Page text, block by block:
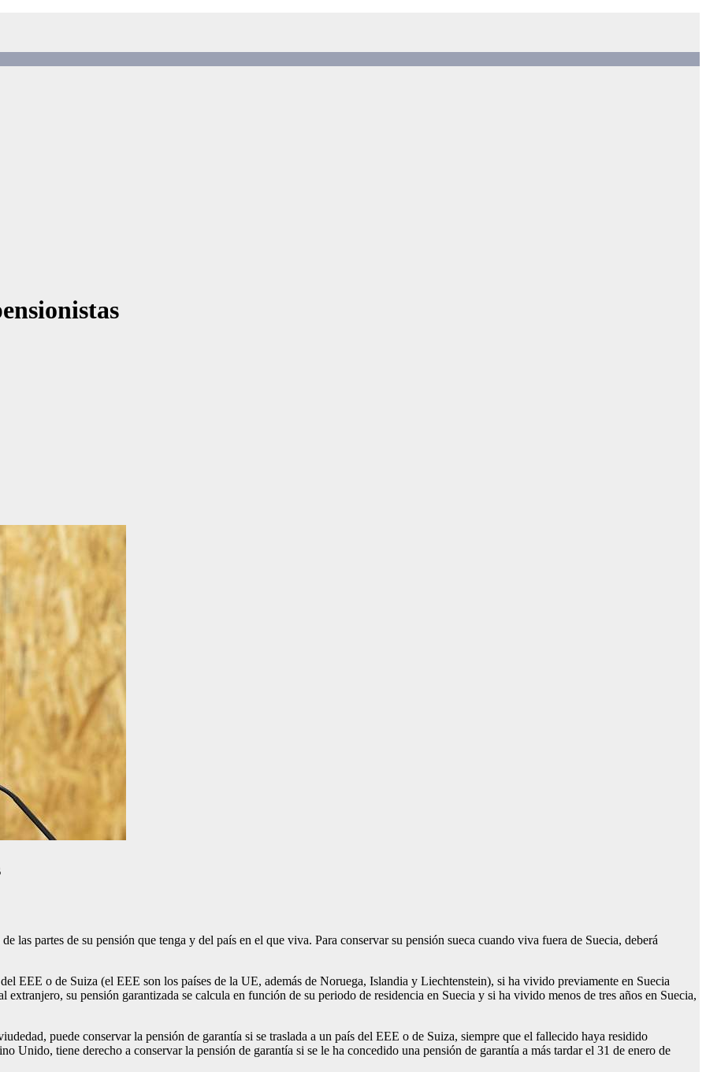
las partes de su pensión que tenga y del país en el que viva. Para conservar su pensión sueca cuando viva fuera de Suecia, deberá
EEE o de Suiza (el EEE son los países de la UE, además de Noruega, Islandia y Liechtenstein), si ha vivido previamente en Suecia
extranjero, su pensión garantizada se calcula en función de su periodo de residencia en Suecia y si ha vivido menos de tres años en Suecia,
puede conservar la pensión de garantía si se traslada a un país del EEE o de Suiza, siempre que el fallecido haya residido
Unido, tiene derecho a conservar la pensión de garantía si se le ha concedido una pensión de garantía a más tardar el 31 de enero de